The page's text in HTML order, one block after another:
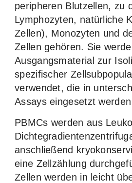
peripheren Blutzellen, zu
Lymphozyten, natürliche
Zellen), Monozyten und
Zellen gehören. Sie
Ausgangsmaterial zur
spezifischer
verwendet, die in
Assays eingesetzt
PBMCs werden aus
anschließend
eine Zellzählung
Zellen werden in leicht